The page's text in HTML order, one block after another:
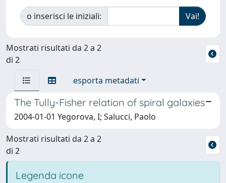
o inserisci le iniziali:
Mostrati risultati da 2 a 2
di 2
esporta metadati
The Tully-Fisher relation of spiral galaxies
2004-01-01 Yegorova, I; Salucci, Paolo
Mostrati risultati da 2 a 2
di 2
Legenda icone